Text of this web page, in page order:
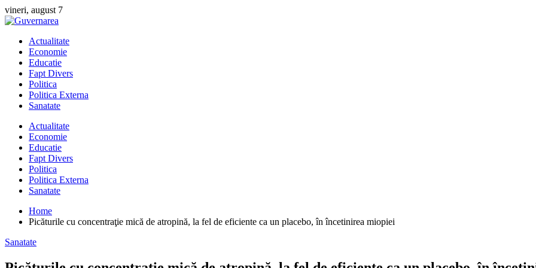
Skip
to
vineri, august 7
Actualitate
Economie
Educatie
Fapt Divers
Politica
Politica Externa
Sanatate
Actualitate
Economie
Educatie
Fapt Divers
Politica
Politica Externa
Sanatate
Home
Picăturile cu concentraţie mică de atropină, la fel de eficiente ca un placebo, în încetinirea miopiei
Sanatate